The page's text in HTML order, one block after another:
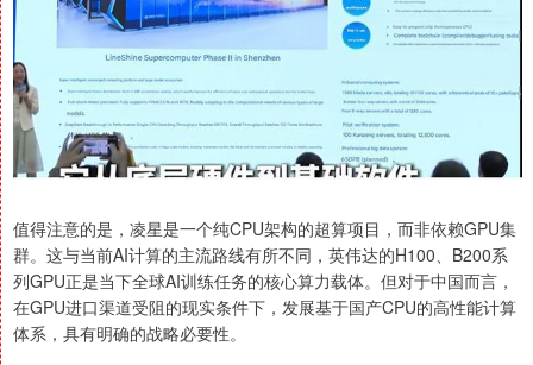
值得注意的是，凌星是一个纯CPU架构的超算项目，而非依赖GPU集
群。这与当前AI计算的主流路线有所不同，英伟达的H100、B200系
列GPU正是当下全球AI训练任务的核心算力载体。但对于中国而言，
在GPU进口渠道受阻的现实条件下，发展基于国产CPU的高性能计算
体系，具有明确的战略必要性。